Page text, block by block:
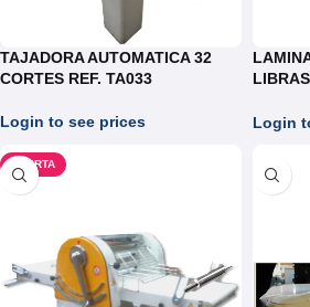
TAJADORA AUTOMATICA 32
CORTES REF. TA033
Login to see prices
Login
OFERTA